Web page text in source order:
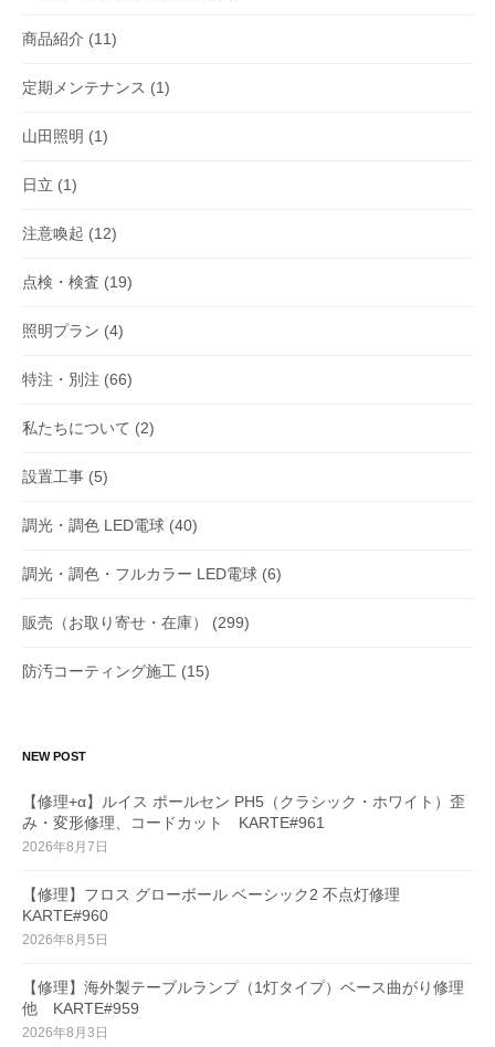
商品紹介 (11)
定期メンテナンス (1)
山田照明 (1)
日立 (1)
注意喚起 (12)
点検・検査 (19)
照明プラン (4)
特注・別注 (66)
私たちについて (2)
設置工事 (5)
調光・調色 LED電球 (40)
調光・調色・フルカラー LED電球 (6)
販売（お取り寄せ・在庫） (299)
防汚コーティング施工 (15)
NEW POST
【修理+α】ルイス ポールセン PH5（クラシック・ホワイト）歪
み・変形修理、コードカット KARTE#961
2026年8月7日
【修理】フロス グローボール ベーシック2 不点灯修理
KARTE#960
2026年8月5日
【修理】海外製テーブルランプ（1灯タイプ）ベース曲がり修理
他 KARTE#959
2026年8月3日